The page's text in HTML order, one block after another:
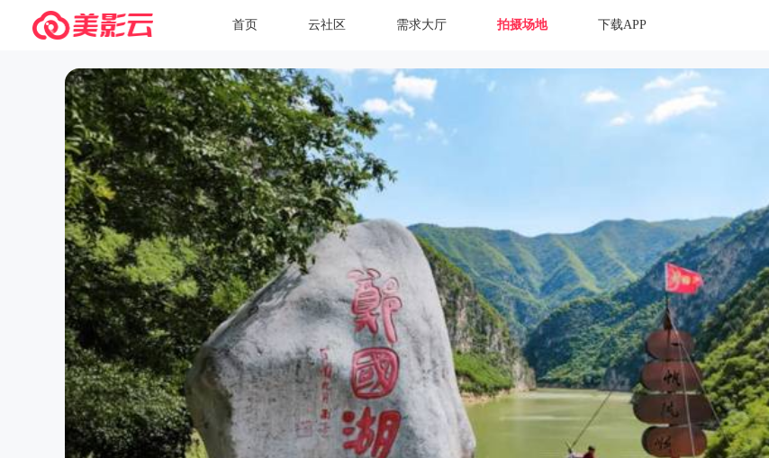
首页 云社区 需求大厅 拍摄场地 下载APP